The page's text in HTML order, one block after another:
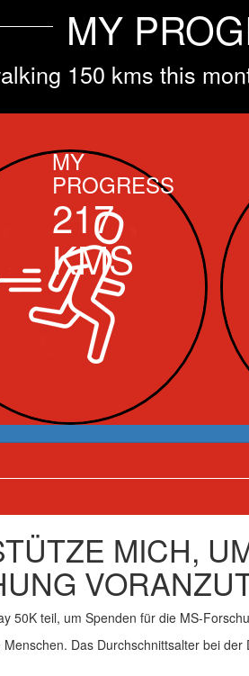
MY
150 kms this
MY
PROGRESS
217
KMS
MICH,
50K teil, um Spenden für die MS-
Menschen. Das Durchschnittsalter bei